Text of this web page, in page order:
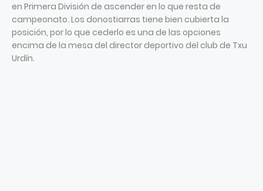
en Primera División de ascender en lo que resta de
campeonato. Los donostiarras tiene bien cubierta la
posición, por lo que cederlo es una de las opciones
encima de la mesa del director deportivo del club de Txu
Urdín.